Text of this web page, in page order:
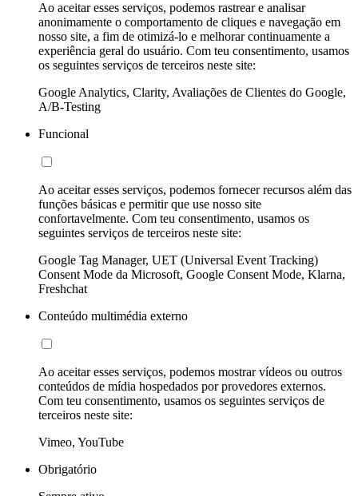
Ao aceitar esses serviços, podemos rastrear e analisar
anonimamente o comportamento de cliques e navegação em
nosso site, a fim de otimizá-lo e melhorar continuamente a
experiência geral do usuário. Com teu consentimento, usamos
os seguintes serviços de terceiros neste site:
Google Analytics, Clarity, Avaliações de Clientes do Google,
A/B-Testing
Funcional
Ao aceitar esses serviços, podemos fornecer recursos além das
funções básicas e permitir que use nosso site
confortavelmente. Com teu consentimento, usamos os
seguintes serviços de terceiros neste site:
Google Tag Manager, UET (Universal Event Tracking)
Consent Mode da Microsoft, Google Consent Mode, Klarna,
Freshchat
Conteúdo multimédia externo
Ao aceitar esses serviços, podemos mostrar vídeos ou outros
conteúdos de mídia hospedados por provedores externos.
Com teu consentimento, usamos os seguintes serviços de
terceiros neste site:
Vimeo, YouTube
Obrigatório